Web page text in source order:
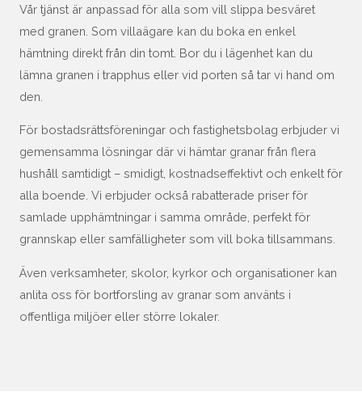
Vår tjänst är anpassad för alla som vill slippa besväret
med granen. Som villaägare kan du boka en enkel
hämtning direkt från din tomt. Bor du i lägenhet kan du
lämna granen i trapphus eller vid porten så tar vi hand om
den.
För bostadsrättsföreningar och fastighetsbolag erbjuder vi
gemensamma lösningar där vi hämtar granar från flera
hushåll samtidigt – smidigt, kostnadseffektivt och enkelt för
alla boende. Vi erbjuder också rabatterade priser för
samlade upphämtningar i samma område, perfekt för
grannskap eller samfälligheter som vill boka tillsammans.
Även verksamheter, skolor, kyrkor och organisationer kan
anlita oss för bortforsling av granar som använts i
offentliga miljöer eller större lokaler.